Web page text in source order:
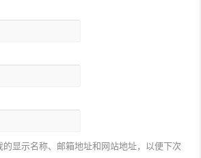
显示名称、邮箱地址和网站地址，以便下次